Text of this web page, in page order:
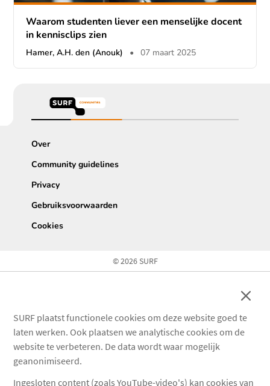
SURF plaatst functionele cookies om deze website goed te
laten werken. Ook plaatsen we analytische cookies om de
website te verbeteren. De data wordt waar mogelijk
geanonimiseerd.
Ingesloten content (zoals YouTube-video's) kan cookies van
Sluit
Waarom studenten liever een menselijke docent
in kennisclips zien
Hamer, A.H. den (Anouk) • 07 maart 2025
Over
Community guidelines
Privacy
Gebruiksvoorwaarden
Cookies
© 2026 SURF